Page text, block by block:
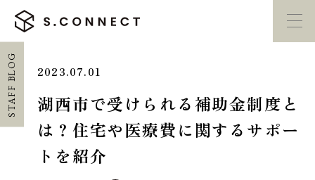
家づくり勉強会 カタログ請求
STAFF BLOG 2023.07.01
湖西市で受けられる補助金制度と
は？住宅や医療費に関するサポー
トを紹介